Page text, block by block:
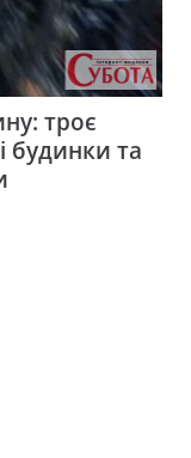
троє
будинки та